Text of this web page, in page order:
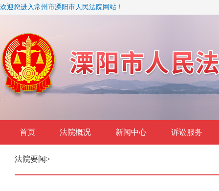
欢迎您进入常州市溧阳市人民法院网站！
首页 法院概况 新闻中心 诉讼服务
法院要闻>